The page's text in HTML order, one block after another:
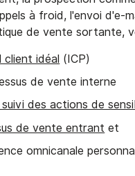
à froid, l'envoi d'e-
de vente sortante,
client idéal (ICP)
de vente interne
des actions de
de vente entrant et
omnicanale